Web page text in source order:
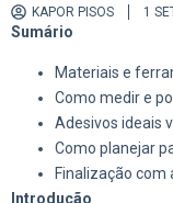
KAPOR PISOS 1
Sumário
Materiais e
Como medir e
Adesivos ideais
Como planejar
Finalização
Introdução